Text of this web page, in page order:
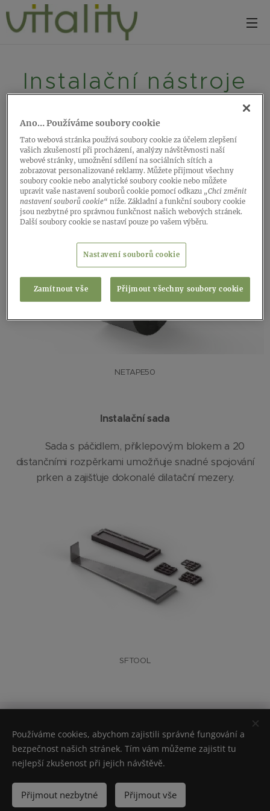
Instalační nástroje
Lepicí páska - 50 meter
Samolepicí páska pro snadnou instalaci podložky Basic.
NETAPE50
Instalační sada
Sada s páčidlem, příklepovým blokem a 20
distančními rozpěrkami umožňuje snadné spojování
prken a zajišťuje dokonalé dilatační mezery.
SFTOOL
Unilin bv– Ooigemstraat 3 – 8710 Wielsbeke – BELGIUM – tel + 32 56
62 80 81
Cookies
Italiano
Slovenčina
English
Používáme cookies, abychom zajistili správné fungování a
bezpečnost našich stránek. Tím vám můžeme zajistit tu
nejlepší zkušenost při jejich návštěvě.
Přijmout nezbytné Přijmout vše
Ano… Používáme soubory cookie
Tato webová stránka používá soubory cookie za účelem zlepšení
vašich zkušeností při procházení, analýzy návštěvnosti naší
webové stránky, umožnění sdílení na sociálních sítích a
zobrazovat personalizované reklamy. Můžete přijmout všechny
soubory cookie nebo analytické soubory cookie nebo můžete
upravit vaše nastavení souborů cookie pomocí odkazu „Chci změnit
nastavení souborů cookie“ níže. Základní a funkční soubory cookie
jsou nezbytné pro správnou funkčnost našich webových stránek.
Další soubory cookie se nastaví pouze po vašem výběru.
Nastavení souborů cookie
Zamítnout vše Přijmout všechny soubory cookie